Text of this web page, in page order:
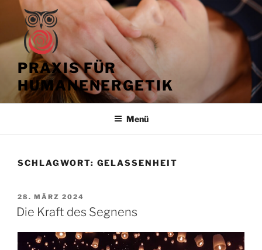
springen
PRAXIS FÜR
HUMANENERGETIK
Menü
SCHLAGWORT: GELASSENHEIT
VERÖFFENTLICHT
AM
28. MÄRZ 2024
Die Kraft des Segnens